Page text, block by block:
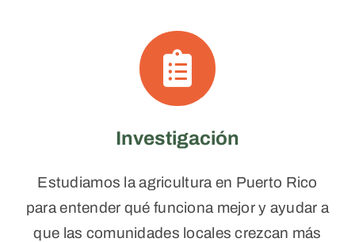
Investigación
Estudiamos la agricultura en Puerto Rico
para entender qué funciona mejor y ayudar a
que las comunidades locales crezcan más